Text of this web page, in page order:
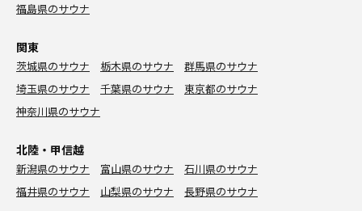
福島県のサウナ
関東
茨城県のサウナ 栃木県のサウナ
群馬県のサウナ
埼玉県のサウナ
千葉県のサウナ
東京都のサウナ
神奈川県のサウナ
北陸・甲信越
新潟県のサウナ 富山県のサウナ
石川県のサウナ
福井県のサウナ
山梨県のサウナ 長野県のサウナ